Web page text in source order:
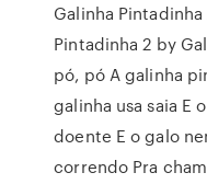
Galinha
Pintadinha 2 by
pó, pó A galinha
galinha usa saia E
doente E o galo
correndo Pra